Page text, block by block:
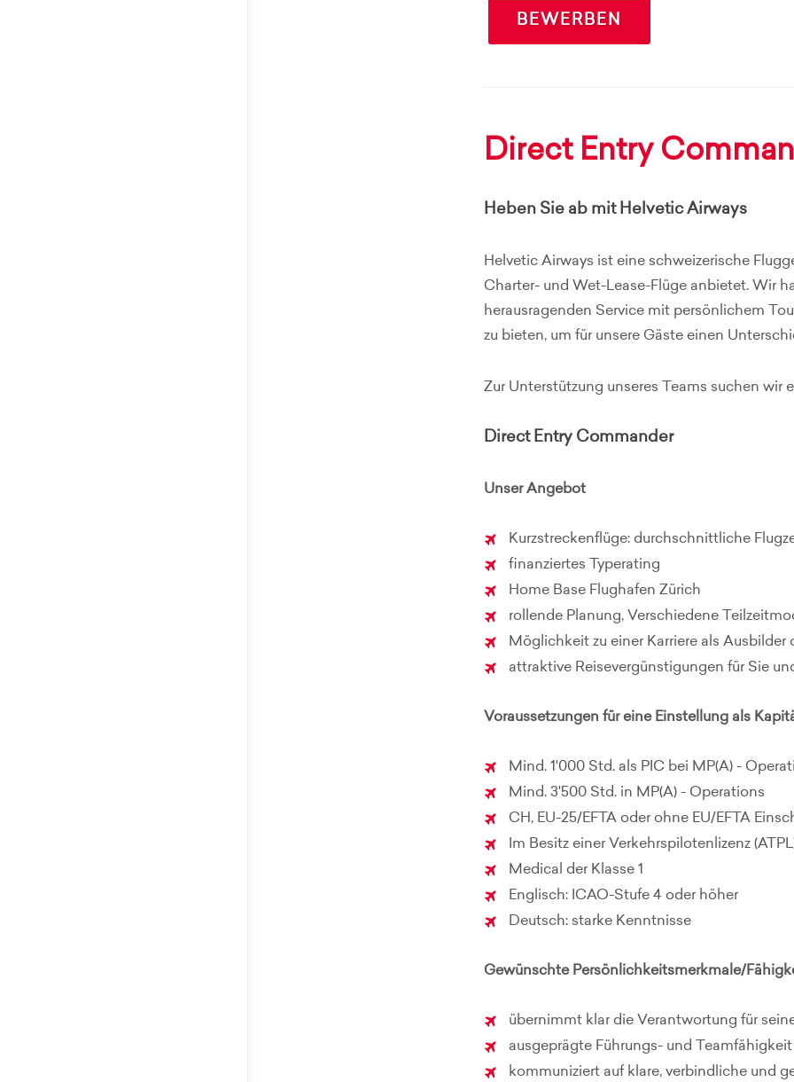
BEWERBEN
Direct Entry
Heben Sie ab mit Helvetic Airways
Helvetic Airways ist eine schweizerische
Charter- und Wet-Lease-Flüge anbietet. Wir
herausragenden Service mit persönlichem
zu bieten, um für unsere Gäste einen
Zur Unterstützung unseres Teams suchen
Direct Entry Commander
Unser Angebot
Kurzstreckenflüge: durchschnittliche
finanziertes Typerating
Home Base Flughafen Zürich
rollende Planung, Verschiedene
Möglichkeit zu einer Karriere als
attraktive Reisevergünstigungen für Sie
Voraussetzungen für eine Einstellung als
Mind. 1'000 Std. als PIC bei MP(A) -
Mind. 3'500 Std. in MP(A) - Operations
CH, EU-25/EFTA oder ohne EU/EFTA
Im Besitz einer Verkehrspilotenlizenz
Medical der Klasse 1
Englisch: ICAO-Stufe 4 oder höher
Deutsch: starke Kenntnisse
Gewünschte Persönlichkeitsmerkmale/
übernimmt klar die Verantwortung für
ausgeprägte Führungs- und Teamfähigkeit
kommuniziert auf klare, verbindliche und